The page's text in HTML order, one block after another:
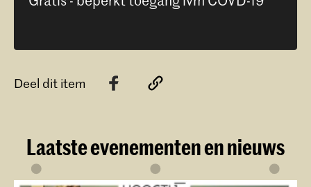
Deel dit item
Laatste evenementen en nieuws